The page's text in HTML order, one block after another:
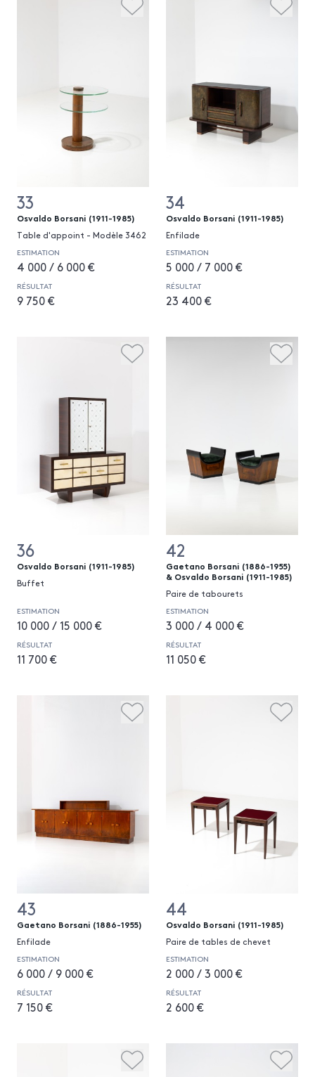
33
Osvaldo Borsani (1911-1985)
Table d'appoint - Modèle 3462
ESTIMATION
4 000 / 6 000 €
RÉSULTAT
9 750 €
34
Osvaldo Borsani (1911-1985)
Enfilade
ESTIMATION
5 000 / 7 000 €
RÉSULTAT
23 400 €
36
Osvaldo Borsani (1911-1985)
Buffet
ESTIMATION
10 000 / 15 000 €
RÉSULTAT
11 700 €
42
Gaetano Borsani (1886-1955)
& Osvaldo Borsani (1911-1985)
Paire de tabourets
ESTIMATION
3 000 / 4 000 €
RÉSULTAT
11 050 €
43
Gaetano Borsani (1886-1955)
Enfilade
ESTIMATION
6 000 / 9 000 €
RÉSULTAT
7 150 €
44
Osvaldo Borsani (1911-1985)
Paire de tables de chevet
ESTIMATION
2 000 / 3 000 €
RÉSULTAT
2 600 €